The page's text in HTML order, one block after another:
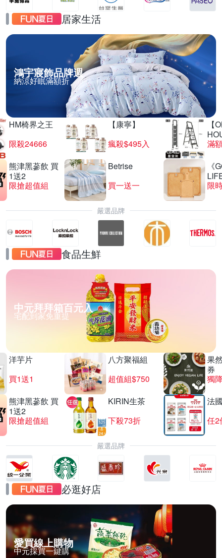
居家生活
鴻宇寢飾品牌週
納涼好眠滿額折
HM椅界之王
限殺24666
【康寧】
瘋殺$495入
【
滿
熊津黑蔘飲 買
1送2
限搶超值組
Betrise
買一送一
《
限
嚴選品牌
食品生鮮
中元拜拜箱百元入
宅配到家免重提
洋芋片
買1送1
八方聚福組
超值組$750
果
券
獨
熊津黑蔘飲 買
1送2
限搶超值組
KIRIN生茶
下殺73折
法
任2
嚴選品牌
必逛好店
愛買線上購物
中元採買一鍵購